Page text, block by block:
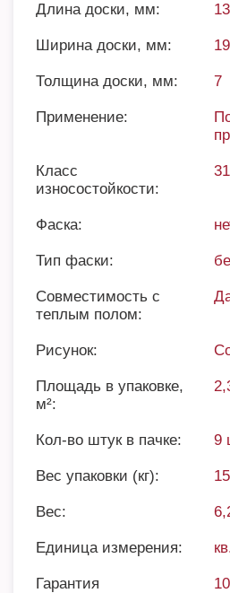
Длина доски, мм:
Ширина доски, мм:
Толщина доски, мм: 7
Применение:
Класс
износостойкости:
31
Фаска:
Тип фаски:
Совместимость с
теплым полом:
Рисунок:
Площадь в упаковке,
м²:
Кол-во штук в пачке: 9
Вес упаковки (кг):
Вес:
Единица измерения:
Гарантия